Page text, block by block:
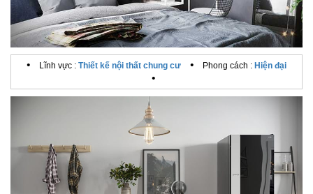
• Lĩnh vực : Thiết kế nội thất chung cư • Phong cách : Hiện đại
•